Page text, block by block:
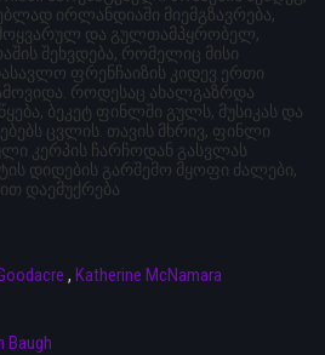
ირლანდიაში მიემგზავრება,
და გულთამპყრობელ,
შეხვდება, რომელიც მისი
ფრენჩაიზის კიდევ ერთი
როდესაც ახალგაზრდა
ბეკეტ ფინლში გულს, მუსიკას და
ცვლის. თავის მხრივ, ფინლი
კერპის ჩარჩოდან გასვლას
დიდების გარშემო მყოფი ძალები,
დაემუქრება
, Katherine McNamara
Baugh